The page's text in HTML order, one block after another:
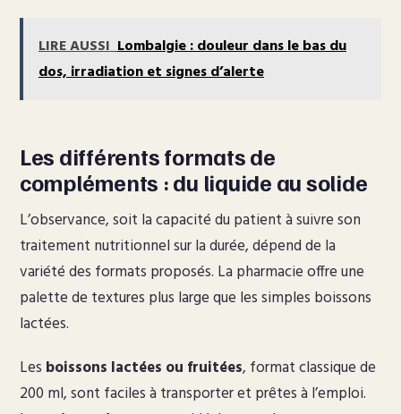
LIRE AUSSI Lombalgie : douleur dans le bas du
dos, irradiation et signes d’alerte
Les différents formats de
compléments : du liquide au solide
L’observance, soit la capacité du patient à suivre son
traitement nutritionnel sur la durée, dépend de la
variété des formats proposés. La pharmacie offre une
palette de textures plus large que les simples boissons
lactées.
Les boissons lactées ou fruitées, format classique de
200 ml, sont faciles à transporter et prêtes à l’emploi.